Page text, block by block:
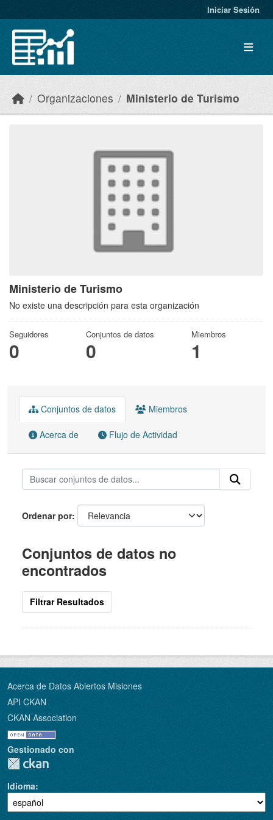
Iniciar Sesión
Organizaciones Ministerio de Turismo
Ministerio de Turismo
No existe una descripción para esta organización
Seguidores
0
Conjuntos de datos
0
Miembros
1
Conjuntos de datos Miembros
Acerca de Flujo de Actividad
Ordenar por
Conjuntos de datos no
encontrados
Filtrar Resultados
Acerca de Datos Abiertos Misiones
API CKAN
CKAN Association
Gestionado con
Idioma